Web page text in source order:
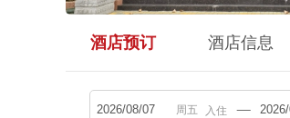
酒店预订 酒店信息
入住